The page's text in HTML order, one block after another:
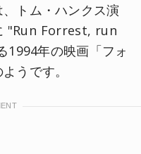
トム・ハンクス演
"Run Forrest, run
1994年の映画「フォ
うです。